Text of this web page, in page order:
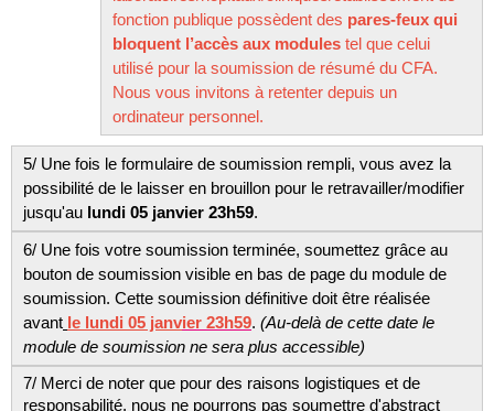
fonction publique possèdent des pares-feux qui
bloquent l’accès aux modules tel que celui
utilisé pour la soumission de résumé du CFA.
Nous vous invitons à retenter depuis un
ordinateur personnel.
5/ Une fois le formulaire de soumission rempli, vous avez la
possibilité de le laisser en brouillon pour le retravailler/modifier
jusqu'au lundi 05 janvier 23h59.
6/ Une fois votre soumission terminée, soumettez grâce au
bouton de soumission visible en bas de page du module de
soumission. Cette soumission définitive doit être réalisée
avant le lundi 05 janvier 23h59. (Au-delà de cette date le
module de soumission ne sera plus accessible)
7/ Merci de noter que pour des raisons logistiques et de
responsabilité, nous ne pourrons pas soumettre d'abstract